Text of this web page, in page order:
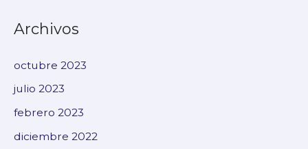
Archivos
octubre 2023
julio 2023
febrero 2023
diciembre 2022